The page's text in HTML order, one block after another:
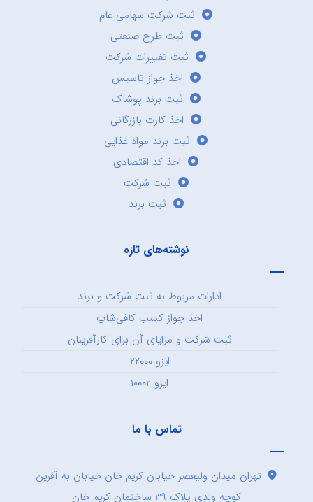
ثبت شرکت سهامی عام
ثبت طرح صنعتی
ثبت تغییرات شرکت
اخذ جواز تاسیس
ثبت برند پوشاک
اخذ کارت بازرگانی
ثبت برند مواد غذایی
اخذ کد اقتصادی
ثبت شرکت
ثبت برند
نوشته‌های تازه
ادارات مربوط به ثبت شرکت و برند
اخذ جواز کسب کافی‌شاپ
ثبت شرکت و مزایای آن برای کارآفرینان
ایزو ۲۲۰۰۰
ایزو ۱۰۰۰۲
تماس با ما
تهران میدان ولیعصر خیابان کریم خان خیابان به آفرین
کوچه ولدی پلاک ۳۹ ساختمان کریم خان